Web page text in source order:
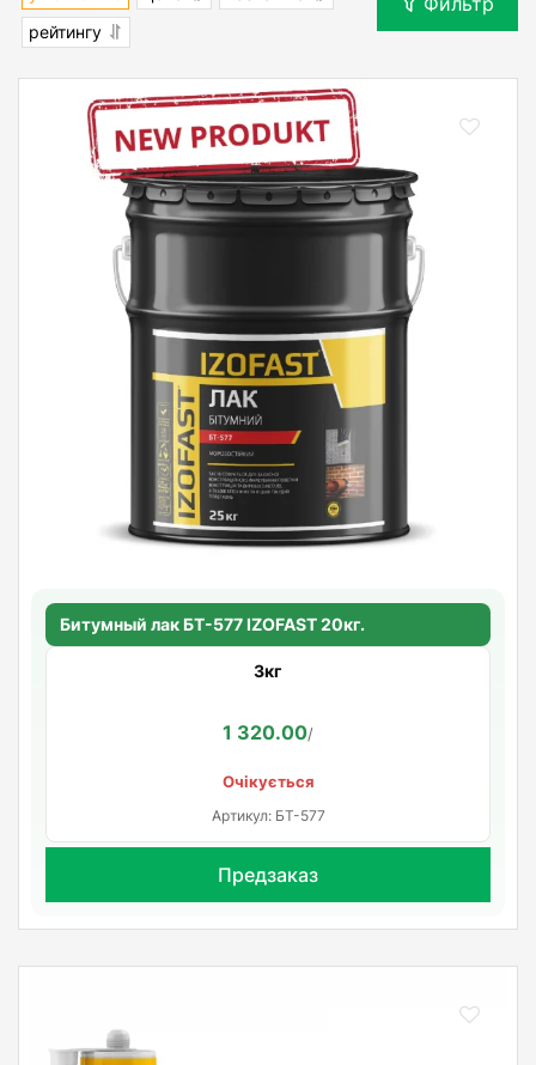
рейтингу
Битумный лак БТ-577 IZOFAST 20кг.
3кг
1 320.00/
Очікується
Артикул: БТ-577
Предзаказ